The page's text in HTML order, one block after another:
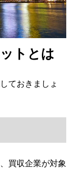
トとは
ておきましょ
買収企業が対象